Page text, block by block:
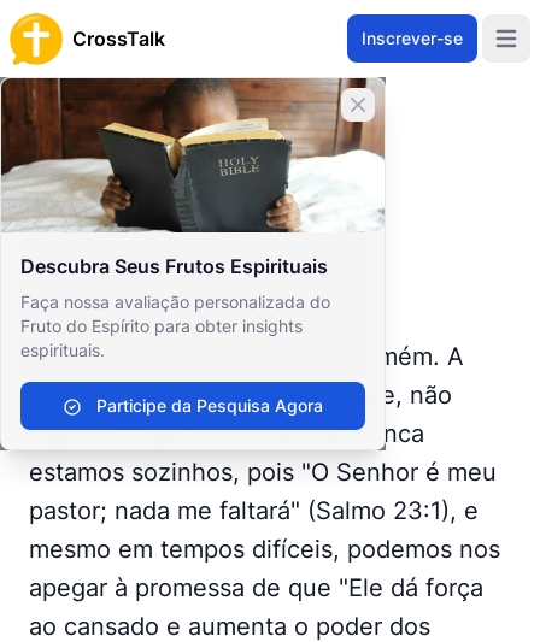
CrossTalk Inscrever-se
Fechar banner
Descubra Seus Frutos Espirituais
Faça nossa avaliação personalizada do
Fruto do Espírito para obter insights
espirituais.
Participe da Pesquisa Agora
Home
Prayer Wall
Prayer Request by Robert
Voltar para o Mural de Oração
Oração
Robert Murray
United States
Se você encontrar isso, diga Amém. A
palavra de Deus nos lembra que, não
importa o que enfrentemos, nunca
estamos sozinhos, pois "O Senhor é meu
pastor; nada me faltará" (Salmo 23:1), e
mesmo em tempos difíceis, podemos nos
apegar à promessa de que "Ele dá força
ao cansado e aumenta o poder dos